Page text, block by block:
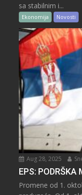
sa stabilnim i...
Ekonomija Novosti
Aug 28, 2025
EPS: PODRŠKA
Promene od 1.